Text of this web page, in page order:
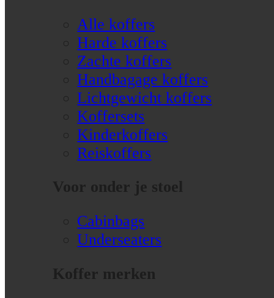
Alle koffers
Harde koffers
Zachte koffers
Handbagage koffers
Lichtgewicht koffers
Koffersets
Kinderkoffers
Reiskoffers
Voor onder je stoel
Cabinbags
Underseaters
Koffer merken